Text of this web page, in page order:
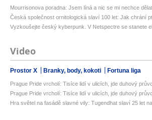
Mourrisonova poradna: Jsem líná a nic se mi nechce
Česká společnost ornitologická slaví 100 let: Jak chrání
Vyzkoušejte český kyberpunk. V Netspectre se stanete
Video
Prostor X Branky, body, kokoti Fortuna liga
Prague Pride vrcholí: Tisíce lidí v ulicích, jde duhový
Prague Pride vrcholí: Tisíce lidí v ulicích, jde duhový
Hra světel na fasádě slavné vily: Tugendhat slaví 25 let